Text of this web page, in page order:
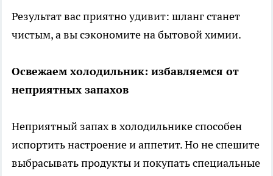
Результат вас приятно удивит: шланг станет
чистым, а вы сэкономите на бытовой химии.
Освежаем холодильник: избавляемся от
неприятных запахов
Неприятный запах в холодильнике способен
испортить настроение и аппетит. Но не спешите
выбрасывать продукты и покупать специальные